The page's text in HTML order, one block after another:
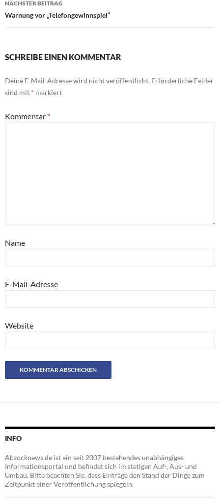
NÄCHSTER BEITRAG
Warnung vor „Telefongewinnspiel“
SCHREIBE EINEN KOMMENTAR
Deine E-Mail-Adresse wird nicht veröffentlicht. Erforderliche Felder
sind mit * markiert
Kommentar *
Name
E-Mail-Adresse
Website
INFO
Abzocknews.de ist ein seit 2007 bestehendes unabhängiges
Informationsportal und befindet sich im stetigen Auf-, Aus- und
Umbau. Bitte beachten Sie, dass Einträge den Stand der Dinge zum
Zeitpunkt einer Veröffentlichung spiegeln.